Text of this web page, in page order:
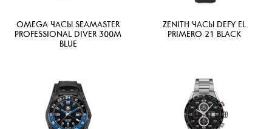
OMEGA ЧАСЫ SEAMASTER
PROFESSIONAL DIVER 300M
BLUE
ZENITH ЧАСЫ DEFY EL
PRIMERO 21 BLACK